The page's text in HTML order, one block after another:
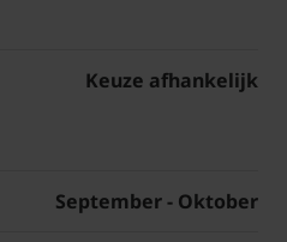
Keuze afhankelijk
September - Oktober